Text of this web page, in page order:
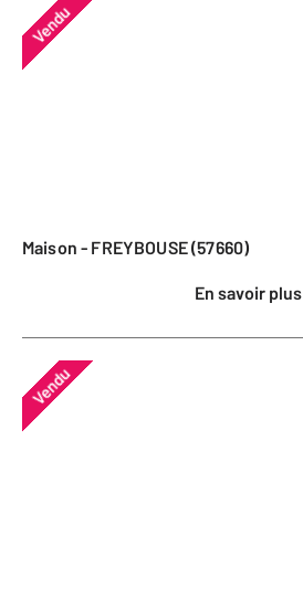
Vendu
Maison - FREYBOUSE (57660)
En savoir plus
Vendu